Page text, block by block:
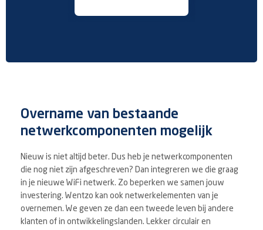
Overname van bestaande
netwerkcomponenten mogelijk
Nieuw is niet altijd beter. Dus heb je netwerkcomponenten
die nog niet zijn afgeschreven? Dan integreren we die graag
in je nieuwe WiFi netwerk. Zo beperken we samen jouw
investering. Wentzo kan ook netwerkelementen van je
overnemen. We geven ze dan een tweede leven bij andere
klanten of in ontwikkelingslanden. Lekker circulair en